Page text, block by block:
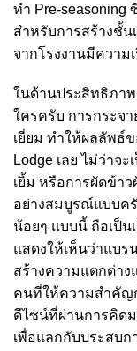
ทำ Pre-
สำหรับการสร้างชั้
จากโรงงานมีควา
ในด้านประสิทธิภา
ใครครับ การกระจ
เยี่ยม ทำให้ผลลัพธ์
Lodge เลย ไม่ว่าจ
เยิ้ม หรือการผัดข้า
อย่างสมบูรณ์แบบครั
น้อยๆ แบบนี้ ถือเป็น
แสดงให้เห็นว่าแบร
สร้างความแตกต่า
คนที่ให้ความสำคัญ
ดีไซน์ที่ผ่านการคิด
เพื่อแลกกับประสบ